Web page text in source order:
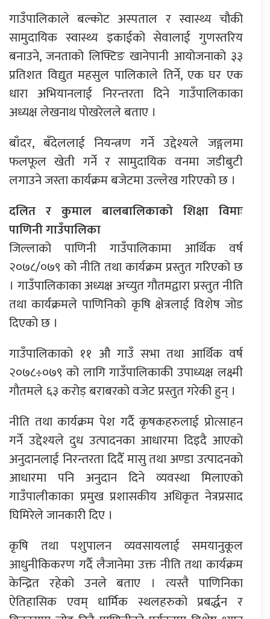
गाउँपालिकाले बल्कोट अस्पताल र स्वास्थ्य चौकी
सामुदायिक स्वास्थ्य इकाईको सेवालाई गुणस्तरिय
बनाउने, जनताको लिफ्टिङ खानेपानी आयोजनाको ३३
प्रतिशत विद्युत महसुल पालिकाले तिर्ने, एक घर एक
धारा अभियानलाई निरन्तरता दिने गाउँपालिकाका
अध्यक्ष लेखनाथ पोखरेलले बताए ।
बाँदर, बँदेललाई नियन्त्रण गर्ने उद्देश्यले जङ्गलमा
फलफूल खेती गर्ने र सामुदायिक वनमा जडीबुटी
लगाउने जस्ता कार्यक्रम बजेटमा उल्लेख गरिएको छ ।
दलित र कुमाल बालबालिकाको शिक्षा विमाः
पाणिनी गाउँपालिका
जिल्लाको पाणिनी गाउँपालिकामा आर्थिक वर्ष
२०७८/०७९ को नीति तथा कार्यक्रम प्रस्तुत गरिएको छ
। गाउँपालिकाका अध्यक्ष अच्युत गौतमद्वारा प्रस्तुत नीति
तथा कार्यक्रमले पाणिनिको कृषि क्षेत्रलाई विशेष जोड
दिएको छ ।
गाउँपालिकाको ११ औ गाउँ सभा तथा आर्थिक वर्ष
२०७८÷०७९ को लागि गाउँपालिकाकी उपाध्यक्ष लक्ष्मी
गौतमले ६३ करोड़ बराबरको वजेट प्रस्तुत गरेकी हुन् ।
नीति तथा कार्यक्रम पेश गर्दै कृषकहरुलाई प्रोत्साहन
गर्ने उद्देश्यले दुध उत्पादनका आधारमा दिइदै आएको
अनुदानलाई निरन्तरता दिदैँ मासु तथा अण्डा उत्पादनको
आधारमा पनि अनुदान दिने व्यवस्था मिलाएको
गाउँपालीकाका प्रमुख प्रशासकीय अधिकृत नेत्रप्रसाद
घिमिरेले जानकारी दिए ।
कृषि तथा पशुपालन व्यवसायलाई समयानुकूल
आधुनीकिकरण गर्दै लैजानेमा उक्त नीति तथा कार्यक्रम
केन्द्रित रहेको उनले बताए । त्यस्तै पाणिनिका
ऐतिहासिक एवम् धार्मिक स्थलहरुको प्रबर्द्धन र